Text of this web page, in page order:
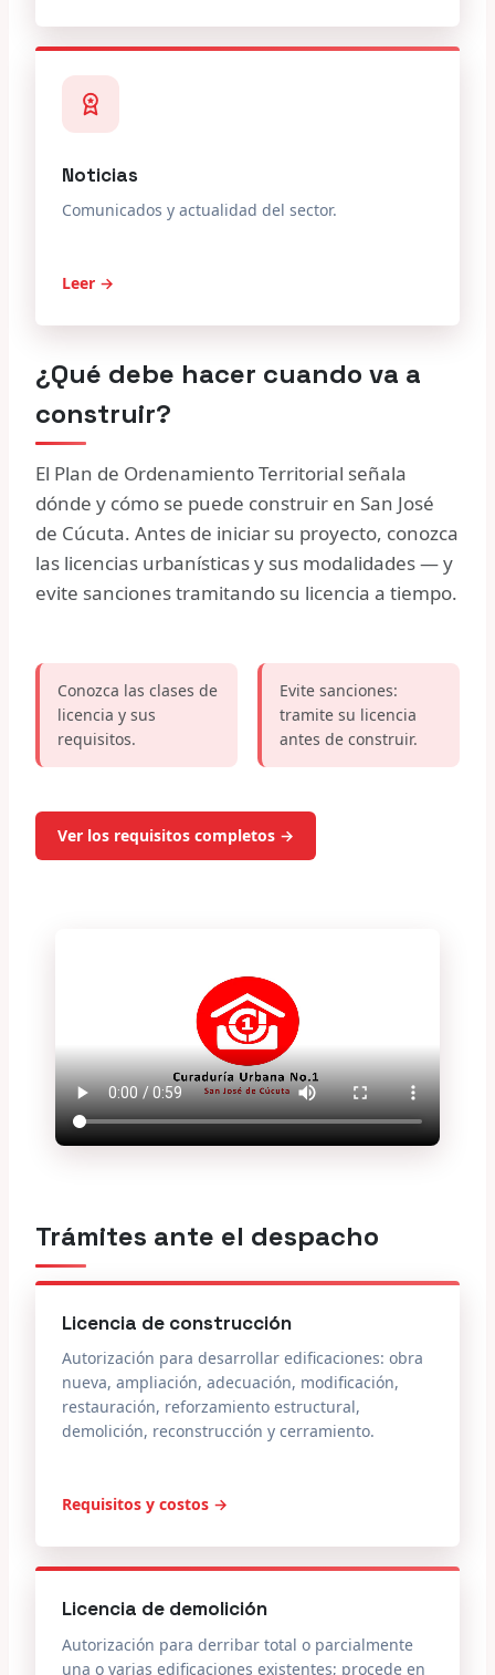
Noticias
Comunicados y actualidad del sector.
Leer →
¿Qué debe hacer cuando va a
construir?
El Plan de Ordenamiento Territorial señala
dónde y cómo se puede construir en San José
de Cúcuta. Antes de iniciar su proyecto, conozca
las licencias urbanísticas y sus modalidades — y
evite sanciones tramitando su licencia a tiempo.
Conozca las clases de
licencia y sus
requisitos.
Evite sanciones:
tramite su licencia
antes de construir.
Ver los requisitos completos →
Trámites ante el despacho
Licencia de construcción
Autorización para desarrollar edificaciones: obra
nueva, ampliación, adecuación, modificación,
restauración, reforzamiento estructural,
demolición, reconstrucción y cerramiento.
Requisitos y costos →
Licencia de demolición
Autorización para derribar total o parcialmente
una o varias edificaciones existentes; procede en